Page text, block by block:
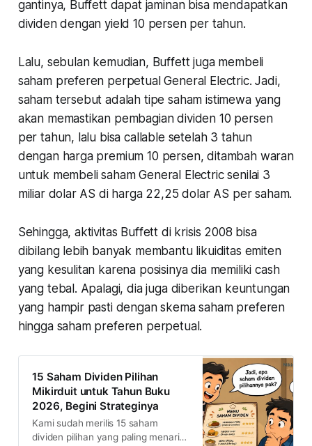
gantinya, Buffett dapat jaminan bisa mendapatkan
dividen dengan yield 10 persen per tahun.
Lalu, sebulan kemudian, Buffett juga membeli
saham preferen perpetual General Electric. Jadi,
saham tersebut adalah tipe saham istimewa yang
akan memastikan pembagian dividen 10 persen
per tahun, lalu bisa callable setelah 3 tahun
dengan harga premium 10 persen, ditambah waran
untuk membeli saham General Electric senilai 3
miliar dolar AS di harga 22,25 dolar AS per saham.
Sehingga, aktivitas Buffett di krisis 2008 bisa
dibilang lebih banyak membantu likuiditas emiten
yang kesulitan karena posisinya dia memiliki cash
yang tebal. Apalagi, dia juga diberikan keuntungan
yang hampir pasti dengan skema saham preferen
hingga saham preferen perpetual.
15 Saham Dividen Pilihan
Mikirduit untuk Tahun Buku
2026, Begini Strateginya
Kami sudah merilis 15 saham
dividen pilihan yang paling menarik